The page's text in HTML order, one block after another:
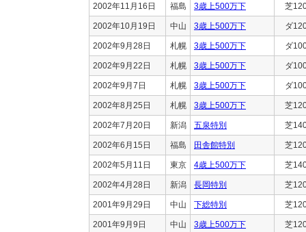
2002年11月16日 福島 3歳上500万下 芝
2002年10月19日 中山 3歳上500万下 ダ
2002年9月28日 札幌 3歳上500万下 ダ
2002年9月22日 札幌 3歳上500万下 ダ
2002年9月7日 札幌 3歳上500万下 ダ
2002年8月25日 札幌 3歳上500万下 芝
2002年7月20日 新潟 五泉特別 芝
2002年6月15日 福島 田舎館特別 芝
2002年5月11日 東京 4歳上500万下 芝
2002年4月28日 新潟 長岡特別 芝
2001年9月29日 中山 下総特別 芝
2001年9月9日 中山 3歳上500万下 芝